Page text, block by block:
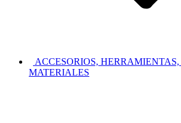
ACCESORIOS,
MATERIALES